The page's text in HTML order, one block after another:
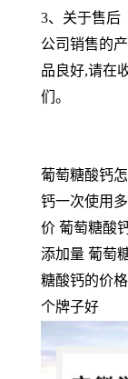
3、关于售后
公司销售的
品良好,请在
们。
葡萄糖酸钙
钙一次使用
价 葡萄糖酸
添加量 葡萄
糖酸钙的价
个牌子好